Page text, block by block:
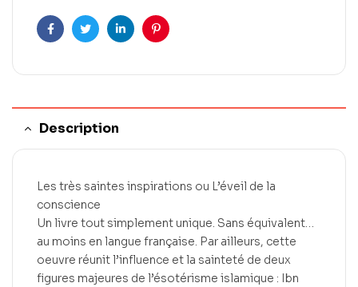
FacebookTwitterLinkedInPinterest
Description
Les très saintes inspirations ou L’éveil de la
conscience
Un livre tout simplement unique. Sans équivalent…
au moins en langue française. Par ailleurs, cette
oeuvre réunit l’influence et la sainteté de deux
figures majeures de l’ésotérisme islamique : Ibn